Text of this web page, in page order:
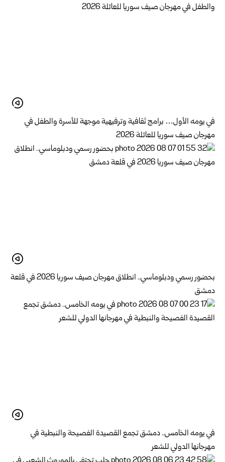
في يومه الأول… برامج ثقافية وترفيهية موجهة للأسرة والطفل في
مهرجان صيف سوريا للعائلة 2026
بحضور رسمي ودبلوماسي.. انطلاق مهرجان صيف سوريا 2026 في قلعة
دمشق
في يومه الخامس.. دمشق تجمع القصيدة الفصيحة والنبطية في
مهرجانها الدولي للشعر